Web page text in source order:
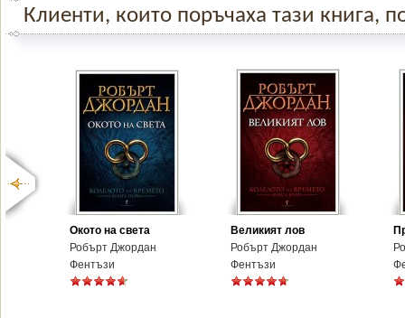
Клиенти, които поръчаха тази книга,
Окото на света
Робърт Джордан
Фентъзи
Великият лов
Робърт Джордан
Фентъзи